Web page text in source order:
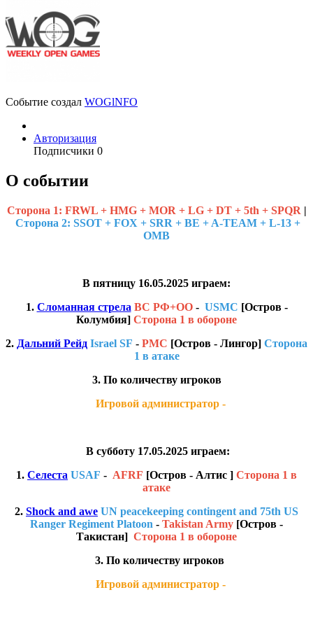
Событие создал WOGlNFO
Авторизация
Подписчики 0
О событии
Cторона 1: FRWL + HMG + MOR + LG + DT + 5th + SPQR |
Сторона 2: SSOT + FOX + SRR + BE + A-TEAM + L-13 +
OMB
В пятницу 16.05.2025 играем:
1. Сломанная стрела ВС РФ+ОО- USMC [Остров -
Колумбия] Сторона 1 в обороне
2. Дальний Рейд Israel SF - PMC [Остров - Лингор] Сторона
1 в атаке
3. По количеству игроков
Игровой администратор -
В субботу 17.05.2025 играем:
1. Селеста USAF - AFRF [Остров - Алтис ] Сторона 1 в
атаке
2. Shock and awe UN peacekeeping contingent and 75th US
Ranger Regiment Platoon - Takistan Army [Остров -
Такистан] Сторона 1 в обороне
3. По количеству игроков
Игровой администратор -